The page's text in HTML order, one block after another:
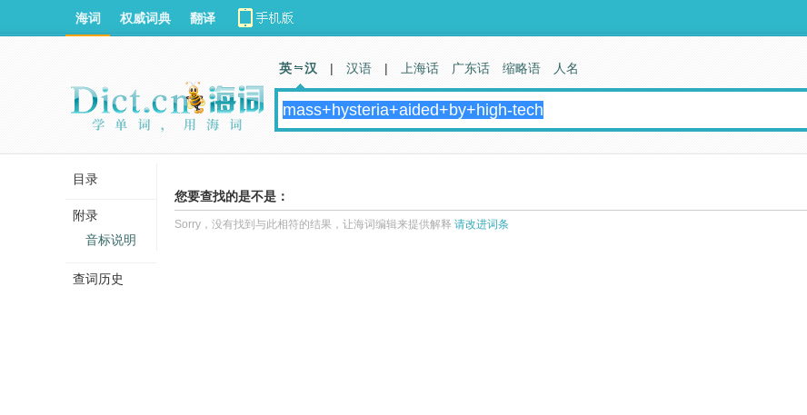
您要查找的是不是：
Sorry，没有找到与此相符的结果，让海词编辑来提供解释 请改进词条
海词 权威词典 翻译
英 汉 | 汉语 | 上海话 广东话 缩略语 人名
目录
附录
音标说明
查词历史